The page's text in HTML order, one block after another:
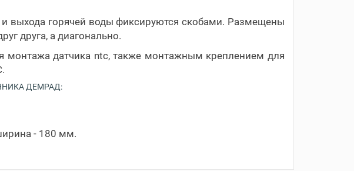
и выхода горячей воды фиксируются скобами. Размещены
друга, а диагонально.
монтажа датчика ntc, также монтажным креплением для
ДЕМРАД:
- 180 мм.